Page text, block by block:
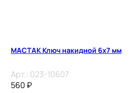
МАСТАК Ключ накидной 6х7 мм
Арт.: 023-10607
560 ₽